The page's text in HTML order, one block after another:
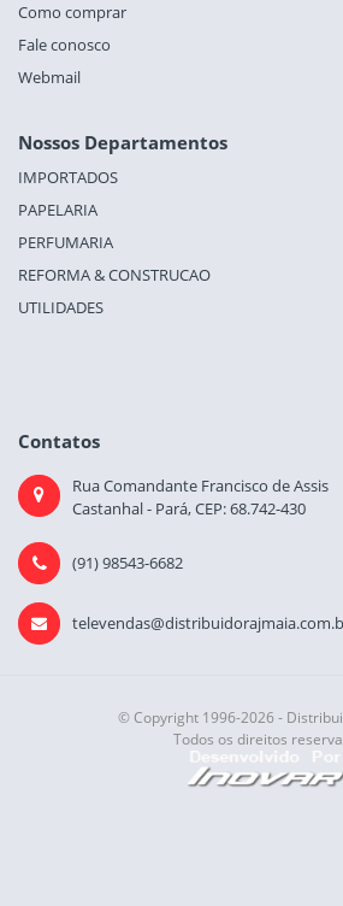
Como comprar
Fale conosco
Webmail
Nossos Departamentos
IMPORTADOS
PAPELARIA
PERFUMARIA
REFORMA & CONSTRUCAO
UTILIDADES
Contatos
Rua Comandante Francisco de Assis
Castanhal - Pará, CEP: 68.742-430
(91) 98543-6682
© Copyright 1996-2026 -
Todos os direitos